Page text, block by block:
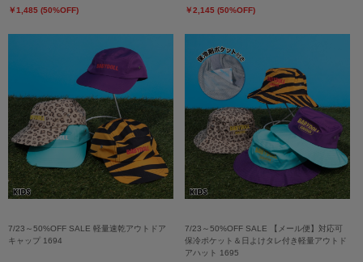
￥1,485 (50%OFF)
￥2,145 (50%OFF)
7/23～50%OFF SALE 軽量速乾アウトドア
キャップ 1694
7/23～50%OFF SALE 【メール便】対応可
保冷ポケット＆日よけタレ付き軽量アウトド
アハット 1695